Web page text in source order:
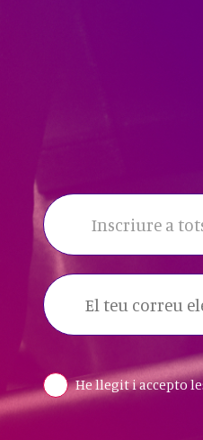
Inscriure a
He llegit i accepto